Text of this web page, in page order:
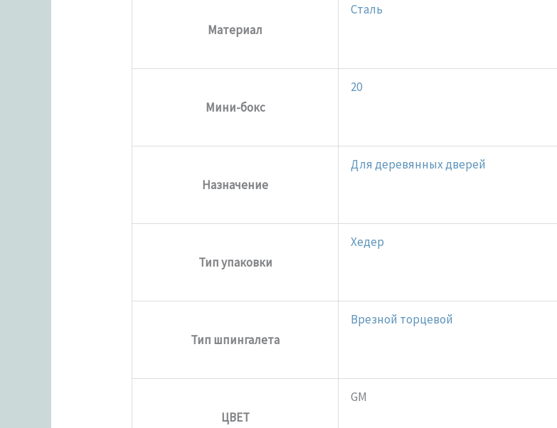
Материал
Сталь
Мини-бокс
20
Назначение
Для деревянных дверей
Тип упаковки
Хедер
Тип шпингалета
Врезной торцевой
ЦВЕТ
GM